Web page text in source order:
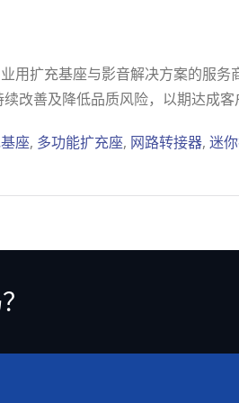
用扩充基座与影音解决方案的服
改善及降低品质风险，以期达成
座, 多功能扩充座, 网路转接器, 迷